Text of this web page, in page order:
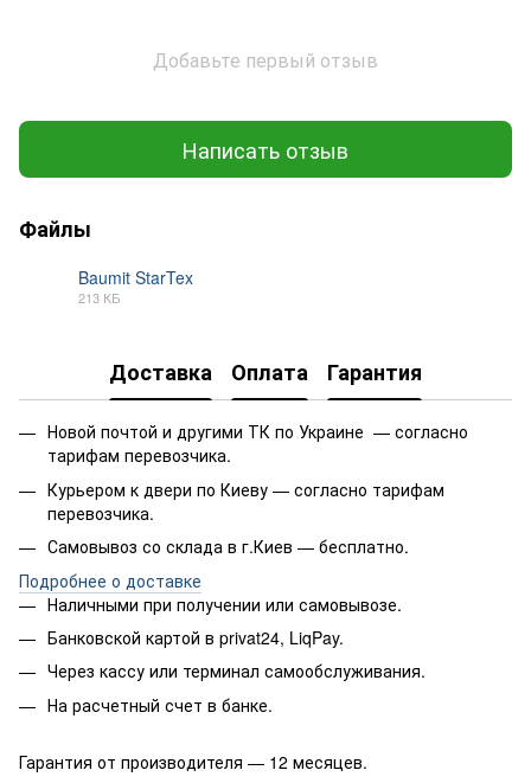
Добавьте первый отзыв
Написать отзыв
Файлы
Baumit StarTex
213 КБ
Доставка Оплата Гарантия
Новой почтой и другими ТК по Украине — согласно
тарифам перевозчика.
Курьером к двери по Киеву — согласно тарифам
перевозчика.
Самовывоз со склада в г.Киев — бесплатно.
Подробнее о доставке
Наличными при получении или самовывозе.
Банковской картой в privat24, LiqPay.
Через кассу или терминал самообслуживания.
На расчетный счет в банке.
Гарантия от производителя — 12 месяцев.